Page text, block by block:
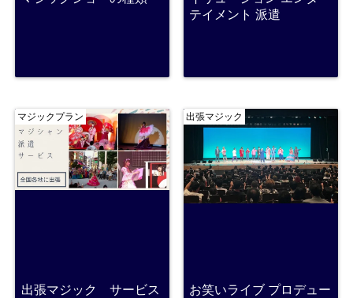
テイメント 派遣
マジックプラン
出張マジック サービス
出張マジック
お笑いライブ プロデュー